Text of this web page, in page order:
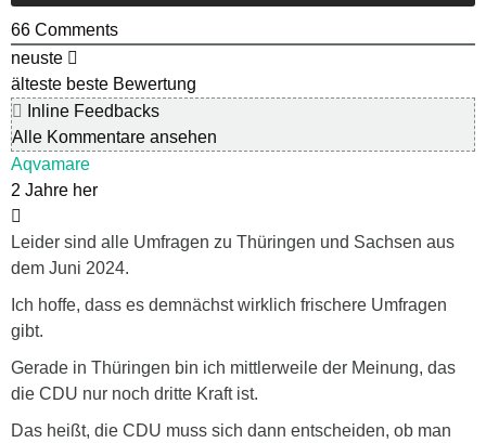
66 Comments
neuste
älteste beste Bewertung
Inline Feedbacks
Alle Kommentare ansehen
Aqvamare
2 Jahre her
Leider sind alle Umfragen zu Thüringen und Sachsen aus
dem Juni 2024.
Ich hoffe, dass es demnächst wirklich frischere Umfragen
gibt.
Gerade in Thüringen bin ich mittlerweile der Meinung, das
die CDU nur noch dritte Kraft ist.
Das heißt, die CDU muss sich dann entscheiden, ob man